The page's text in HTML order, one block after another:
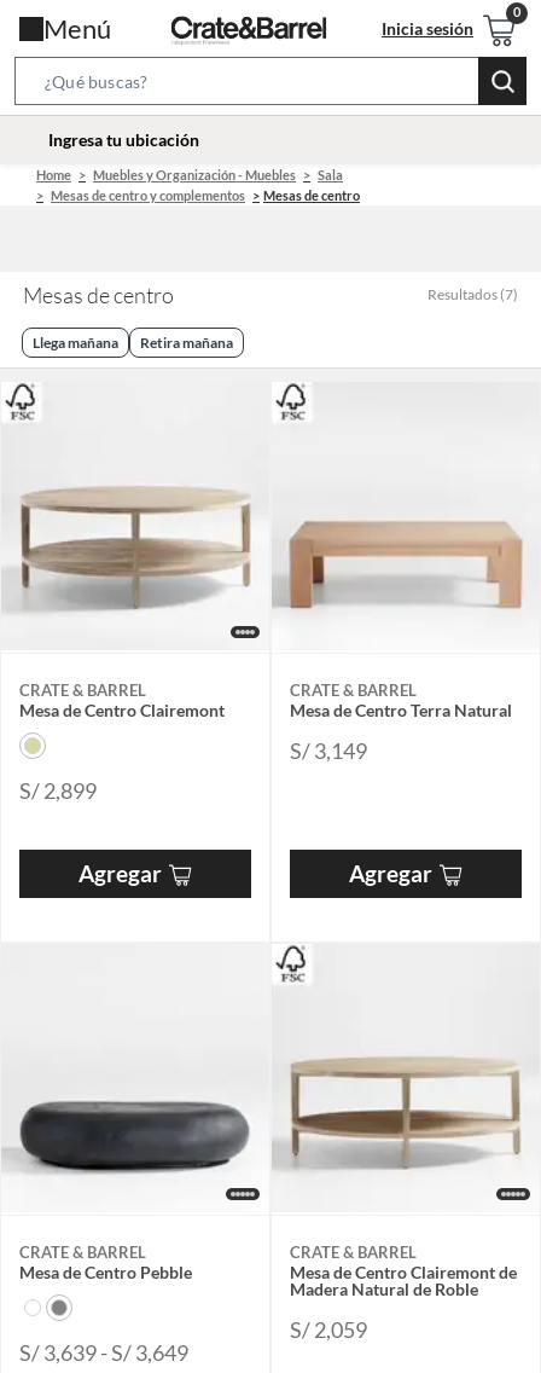
Menú Inicia sesión
Bar
location-
Ingresa tu ubicación
Home Muebles y Organización - Muebles
Sala
Mesas de centro y complementos
Mesas de centro
Mesas de centro Resultados (7)
Llega mañana Retira mañana
CRATE & BARREL
Mesa de Centro Clairemont
S/ 2,899
Agregar
CRATE & BARREL
Mesa de Centro Terra Natural
S/ 3,149
Agregar
CRATE & BARREL
Mesa de Centro Pebble
S/ 3,639 - S/ 3,649
CRATE & BARREL
Mesa de Centro Clairemont de
Madera Natural de Roble
S/ 2,059